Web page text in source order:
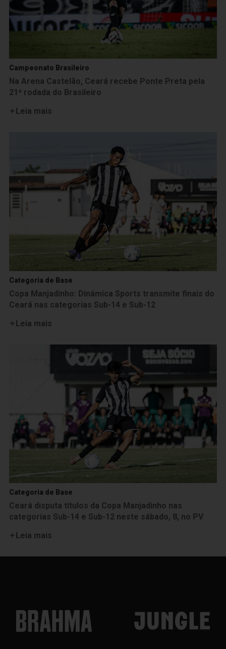
Campeonato Brasileiro
Na Arena Castelão, Ceará recebe Ponte Preta pela
21ª rodada do Brasileiro
Leia mais
Categoria de Base
Copa Manjadinho: Dinâmica Sports transmite finais do
Ceará nas categorias Sub-14 e Sub-12
Leia mais
Categoria de Base
Ceará disputa títulos da Copa Manjadinho nas
categorias Sub-14 e Sub-12 neste sábado, 8, no PV
Leia mais